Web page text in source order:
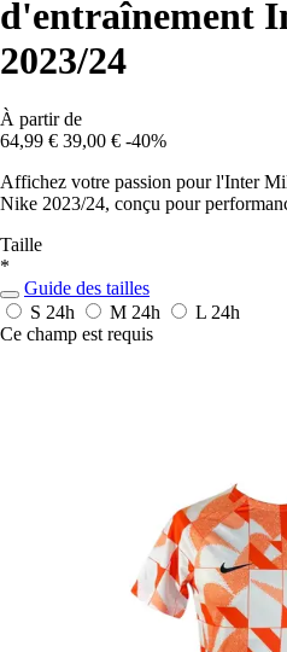
d'entraînement
2023/24
À partir de
64,99 € 39,00 € -40%
Affichez votre passion pour l'Inter
Nike 2023/24, conçu pour
Taille
*
Guide des tailles
S 24h M 24h L 24h
Ce champ est requis